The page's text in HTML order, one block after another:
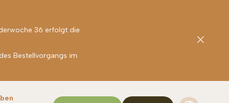
36 erfolgt die
Bestellvorgangs im